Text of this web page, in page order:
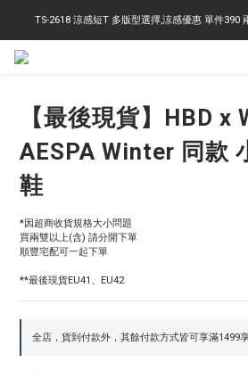
右下角訂閱LINE即享95折
TS-2618 涼感短T 多版型選擇,涼感優惠 單件390
【最後現貨】HBD x
AESPA Winter 同款
鞋
*因超商收貨規格大小問題
買兩雙以上(含) 請分開下單
順豐宅配可一起下單
**最後現貨EU41、EU42
全店，貨到付款外，其餘付款方式皆可享滿1499